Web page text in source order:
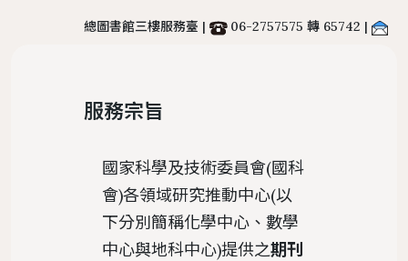
外文期刊館藏清單
年度訂購期刊清單
跨館圖書互借
國科會期刊資源研究支援服務
中研院統計文獻服務
遵守智慧財產權宣導
PWA操作說明
樓層簡介
環景導覽
典範傳承
圖書館行事曆
總圖書館三樓服務臺 | 06-2757575 轉 65742 |
服務宗旨
國家科學及技術委員會(國科
會)各領域研究推動中心(以
下分別簡稱化學中心、數學
中心與地科中心)提供之期刊